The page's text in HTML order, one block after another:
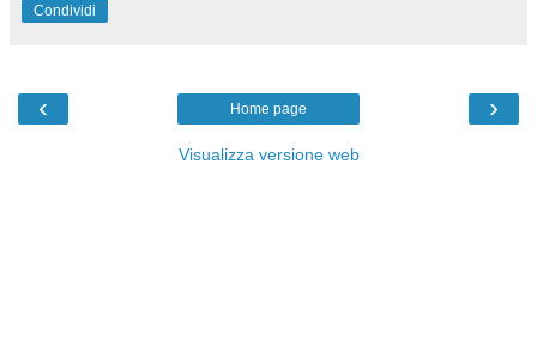
Condividi
‹ ›
Home page
Visualizza versione web